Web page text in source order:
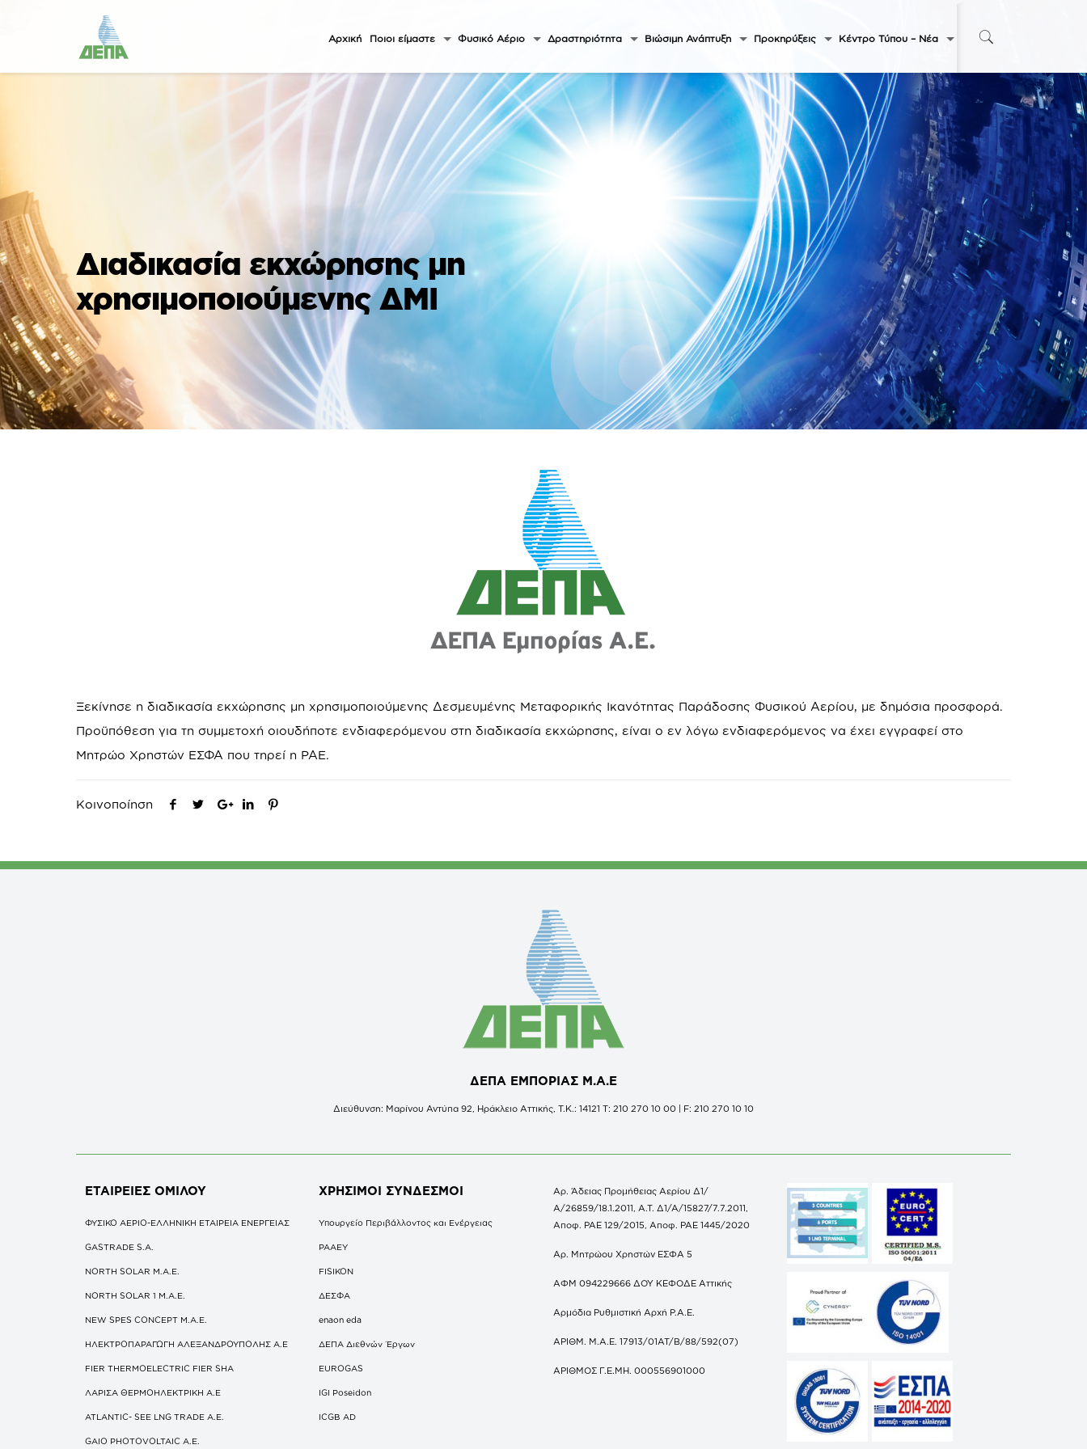
Αρχική Ποιοι είμαστε Φυσικό Αέριο Δραστηριότητα Βιώσιμη Ανάπτυξη Προκηρύξεις Κέντρο Τύπου – Νέα
Διαδικασία εκχώρησης μη
χρησιμοποιούμενης ΔΜΙ
Ξεκίνησε η διαδικασία εκχώρησης μη χρησιμοποιούμενης Δεσμευμένης Μεταφορικής Ικανότητας Παράδοσης Φυσικού Αερίου, με δημόσια προσφορά.
Προϋπόθεση για τη συμμετοχή οιουδήποτε ενδιαφερόμενου στη διαδικασία εκχώρησης, είναι ο εν λόγω ενδιαφερόμενος να έχει εγγραφεί στο
Μητρώο Χρηστών ΕΣΦΑ που τηρεί η ΡΑΕ.
Κοινοποίηση
ΔΕΠΑ ΕΜΠΟΡΙΑΣ Μ.Α.Ε
Διεύθυνση: Μαρίνου Αντύπα 92, Ηράκλειο Αττικής, Τ.Κ.: 14121 Τ: 210 270 10 00 | F: 210 270 10 10
ΕΤΑΙΡΕΙΕΣΟΜΙΛΟΥ
ΦΥΣΙΚΟ ΑΕΡΙΟ-ΕΛΛΗΝΙΚΗ ΕΤΑΙΡΕΙΑ ΕΝΕΡΓΕΙΑΣ
GASTRADE S.A.
NORTH SOLAR M.Α.Ε.
NORTH SOLAR 1 M.Α.Ε.
NEW SPES CONCEPT Μ.Α.Ε.
ΗΛΕΚΤΡΟΠΑΡΑΓΩΓΗ ΑΛΕΞΑΝΔΡΟΥΠΟΛΗΣ A.E
FIER THERMOELECTRIC FIER SHA
ΛΑΡΙΣΑ ΘΕΡΜΟΗΛΕΚΤΡΙΚΗ A.E
ATLANTIC- SEE LNG TRADE A.E.
GAIO PHOTOVOLTAIC Α.Ε.
ΧΡΗΣΙΜΟΙ ΣΥΝΔΕΣΜΟΙ
Υπουργείο Περιβάλλοντος και Ενέργειας
ΡΑΑΕΥ
FISIKON
ΔΕΣΦΑ
enaon eda
ΔΕΠΑ Διεθνών Έργων
EUROGAS
IGI Poseidon
ICGB AD
Αρ. Άδειας Προμήθειας Αερίου Δ1/
Α/26859/18.1.2011, Α.Τ. Δ1/Α/15827/7.7.2011,
Αποφ. ΡΑΕ 129/2015, Αποφ. ΡΑΕ 1445/2020
Αρ. Μητρώου Χρηστών ΕΣΦΑ 5
ΑΦΜ 094229666 ΔΟΥ ΚΕΦΟΔΕ Αττικής
Αρμόδια Ρυθμιστική Αρχή Ρ.Α.Ε.
ΑΡΙΘΜ. Μ.Α.Ε. 17913/01ΑΤ/Β/88/592(07)
ΑΡΙΘΜΟΣ Γ.Ε.ΜΗ. 000556901000